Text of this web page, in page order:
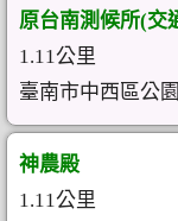
原台南測候所(交
1.11公里
臺南市中西區公
神農殿
1.11公里